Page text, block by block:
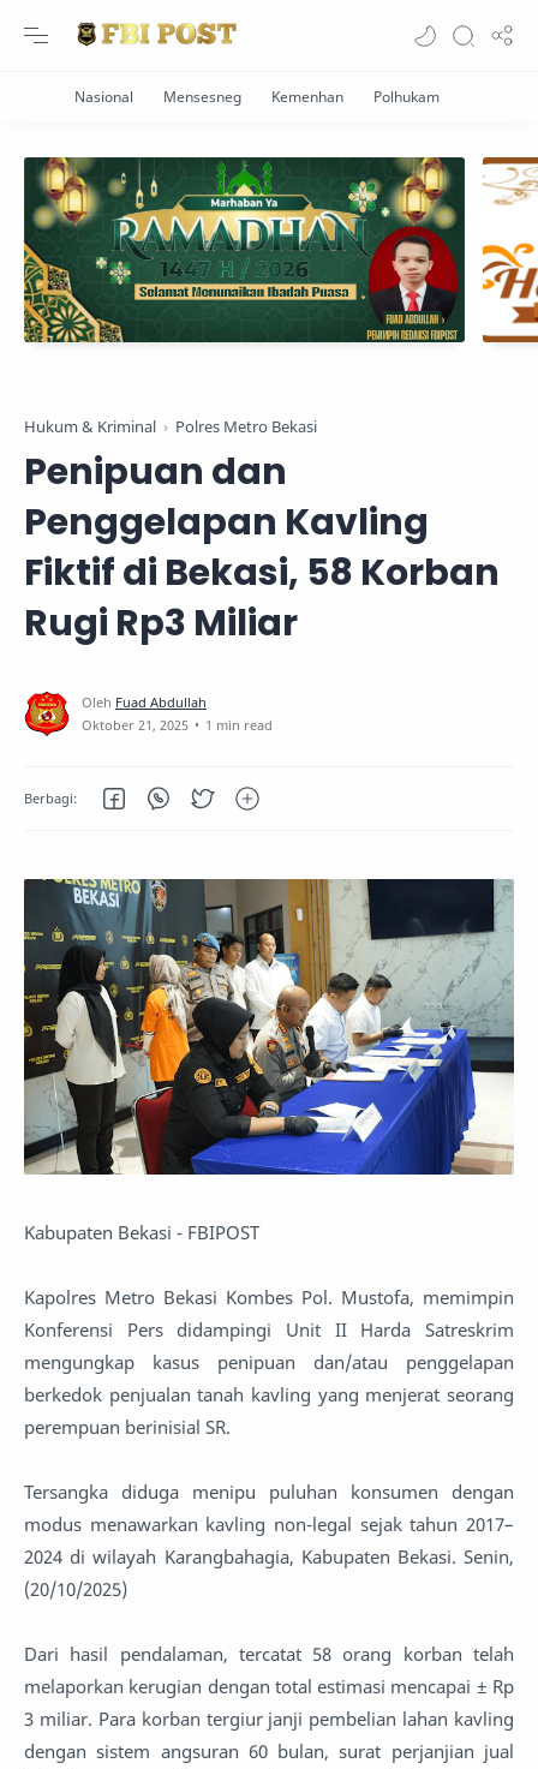
Hukum & Kriminal Polres Metro Bekasi
Penipuan dan
Penggelapan Kavling
Fiktif di Bekasi, 58 Korban
Rugi Rp3 Miliar
1 min read
Kabupaten Bekasi - FBIPOST
Kapolres Metro Bekasi Kombes Pol. Mustofa, memimpin
Konferensi Pers didampingi Unit II Harda Satreskrim
mengungkap kasus penipuan dan/atau penggelapan
berkedok penjualan tanah kavling yang menjerat seorang
perempuan berinisial SR.
Tersangka diduga menipu puluhan konsumen dengan
modus menawarkan kavling non-legal sejak tahun 2017–
2024 di wilayah Karangbahagia, Kabupaten Bekasi. Senin,
(20/10/2025)
Dari hasil pendalaman, tercatat 58 orang korban telah
melaporkan kerugian dengan total estimasi mencapai ± Rp
3 miliar. Para korban tergiur janji pembelian lahan kavling
dengan sistem angsuran 60 bulan, surat perjanjian jual